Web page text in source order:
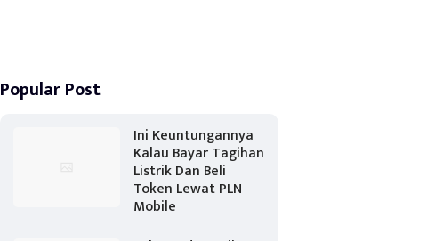
Popular Post
Ini Keuntungannya
Kalau Bayar Tagihan
Listrik Dan Beli
Token Lewat PLN
Mobile